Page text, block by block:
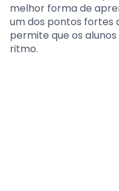
melhor forma de
um dos pontos fortes
permite que os
ritmo.